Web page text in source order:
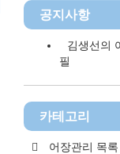
공지사항
김생선의
필
카테고리
어장관리 목록